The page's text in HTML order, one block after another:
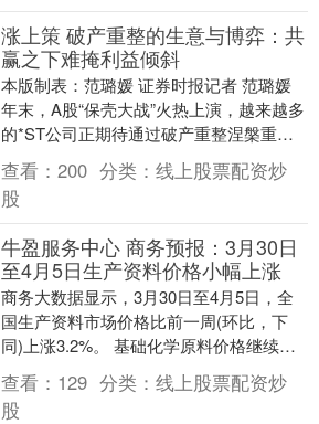
涨上策 破产重整的生意与博弈：共
赢之下难掩利益倾斜
本版制表：范璐媛 证券时报记者 范璐媛
年末，A股“保壳大战”火热上演，越来越多
的*ST公司正期待通过破产重整涅槃重
生。 2023年11月以来，上市公司密集公
告....
查看： 200 分类： 线上股票配资炒
股
牛盈服务中心 商务预报：3月30日
至4月5日生产资料价格小幅上涨
商务大数据显示，3月30日至4月5日，全
国生产资料市场价格比前一周(环比，下
同)上涨3.2%。 基础化学原料价格继续上
涨，其中硫酸、聚丙烯、甲醇分别上涨
24.5....
查看： 129 分类： 线上股票配资炒
股